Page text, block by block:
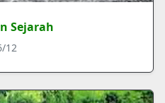
Sejarah
12